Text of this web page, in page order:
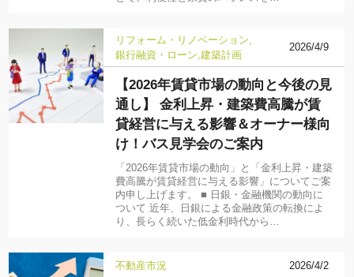
リフォーム・リノベーション
銀行融資・ローン 建築計画
2026/4/9
【2026年賃貸市場の動向と今後の見
通し】 金利上昇・建築費高騰が賃
貸経営に与える影響＆オーナー様向
け！バス見学会のご案内
「2026年賃貸市場の動向」と「金利上昇・建築
費高騰が賃貸経営に与える影響」についてご案
内申し上げます。 ■ 日銀・金融機関の動向に
ついて 近年、日銀による金融政策の転換によ
り、長らく続いた低金利時代から…
不動産市況 2026/4/2